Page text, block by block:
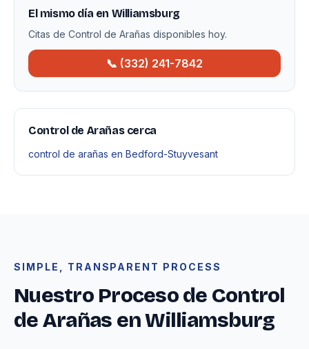
El mismo día en Williamsburg
Citas de Control de Arañas disponibles hoy.
📞 (332) 241-7842
Control de Arañas cerca
control de arañas en Bedford-Stuyvesant
SIMPLE, TRANSPARENT PROCESS
Nuestro Proceso de Control
de Arañas en Williamsburg